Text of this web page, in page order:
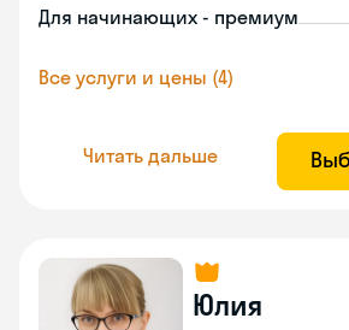
Для начинающих - премиум
Все услуги и цены (4)
Читать дальше
Юлия